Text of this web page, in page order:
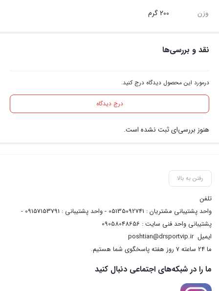
وزن 200 گرم
نقد و بررسی‌ها
درمورد این محصول دیدگاه درج کنید.
درج دیدگاه
هنوز بررسی‌ای ثبت نشده است.
رفتن به بالا
تلفن
واحد پشتیبانی مشتریان : 05135092741 - واحد پشتیبانی : 09157153791 -
پشتیبانی واحد فنی سایت : 09058048656
ایمیلposhtian@drsportvip.ir
ما 24 ساعته 7 روز هفته پاسخگوی شما هستیم.
ما را در شبکه‌های اجتماعی دنبال کنید